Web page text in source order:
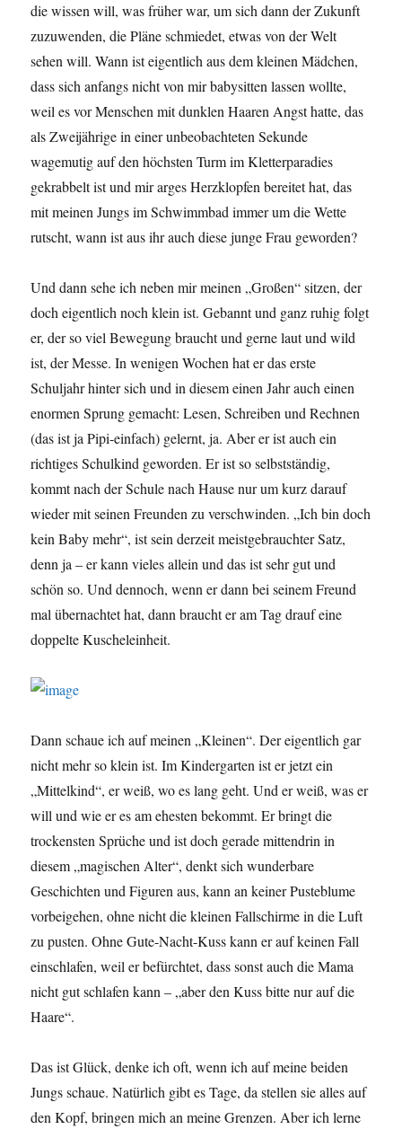
die wissen will, was früher war, um sich dann der Zukunft
zuzuwenden, die Pläne schmiedet, etwas von der Welt
sehen will. Wann ist eigentlich aus dem kleinen Mädchen,
dass sich anfangs nicht von mir babysitten lassen wollte,
weil es vor Menschen mit dunklen Haaren Angst hatte, das
als Zweijährige in einer unbeobachteten Sekunde
wagemutig auf den höchsten Turm im Kletterparadies
gekrabbelt ist und mir arges Herzklopfen bereitet hat, das
mit meinen Jungs im Schwimmbad immer um die Wette
rutscht, wann ist aus ihr auch diese junge Frau geworden?
Und dann sehe ich neben mir meinen „Großen“ sitzen, der
doch eigentlich noch klein ist. Gebannt und ganz ruhig folgt
er, der so viel Bewegung braucht und gerne laut und wild
ist, der Messe. In wenigen Wochen hat er das erste
Schuljahr hinter sich und in diesem einen Jahr auch einen
enormen Sprung gemacht: Lesen, Schreiben und Rechnen
(das ist ja Pipi-einfach) gelernt, ja. Aber er ist auch ein
richtiges Schulkind geworden. Er ist so selbstständig,
kommt nach der Schule nach Hause nur um kurz darauf
wieder mit seinen Freunden zu verschwinden. „Ich bin doch
kein Baby mehr“, ist sein derzeit meistgebrauchter Satz,
denn ja – er kann vieles allein und das ist sehr gut und
schön so. Und dennoch, wenn er dann bei seinem Freund
mal übernachtet hat, dann braucht er am Tag drauf eine
doppelte Kuscheleinheit.
Dann schaue ich auf meinen „Kleinen“. Der eigentlich gar
nicht mehr so klein ist. Im Kindergarten ist er jetzt ein
„Mittelkind“, er weiß, wo es lang geht. Und er weiß, was er
will und wie er es am ehesten bekommt. Er bringt die
trockensten Sprüche und ist doch gerade mittendrin in
diesem „magischen Alter“, denkt sich wunderbare
Geschichten und Figuren aus, kann an keiner Pusteblume
vorbeigehen, ohne nicht die kleinen Fallschirme in die Luft
zu pusten. Ohne Gute-Nacht-Kuss kann er auf keinen Fall
einschlafen, weil er befürchtet, dass sonst auch die Mama
nicht gut schlafen kann – „aber den Kuss bitte nur auf die
Haare“.
Das ist Glück, denke ich oft, wenn ich auf meine beiden
Jungs schaue. Natürlich gibt es Tage, da stellen sie alles auf
den Kopf, bringen mich an meine Grenzen. Aber ich lerne